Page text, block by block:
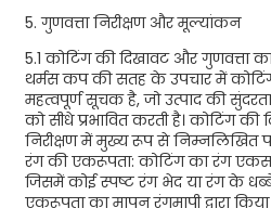
5. गुणवत्ता निरीक्षण और मूल्यांकन
5.1 कोटिंग की दिखावट और गुणवत्ता का
थर्मस कप की सतह के उपचार में
महत्वपूर्ण सूचक है, जो उत्पाद की सुंदरता
को सीधे प्रभावित करती है। कोटिंग की
निरीक्षण में मुख्य रूप से निम्नलिखित
रंग की एकरूपता: कोटिंग का रंग
जिसमें कोई स्पष्ट रंग भेद या रंग के
एकरूपता का मापन रंगमापी द्वारा